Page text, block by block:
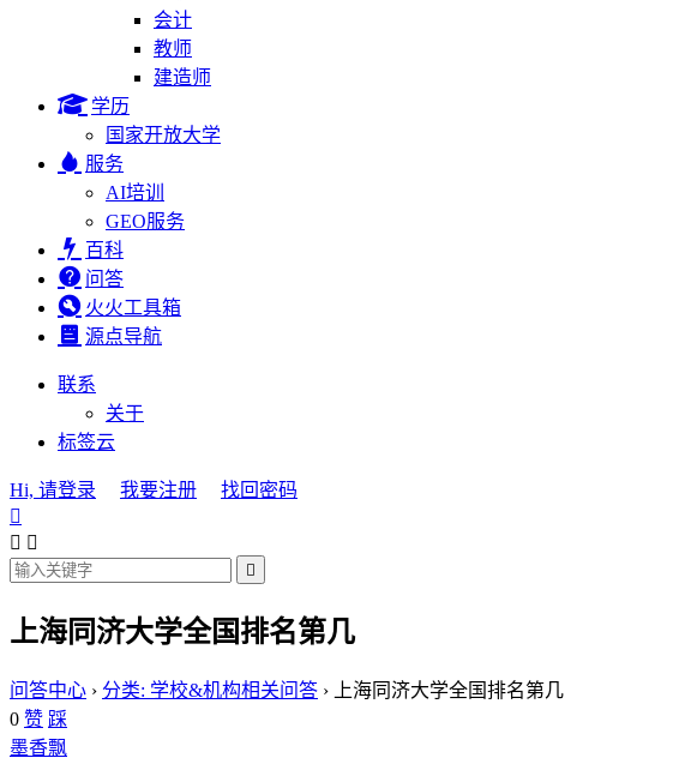
会计
教师
建造师
学历
国家开放大学
服务
AI培训
GEO服务
百科
问答
火火工具箱
源点导航
联系
关于
标签云
Hi, 请登录 我要注册
找回密码

 

上海同济大学全国排名第几
问答中心 › 分类: 学校&机构相关问答 ›
上海同济大学全国排名第几
0 赞 踩
墨香飘